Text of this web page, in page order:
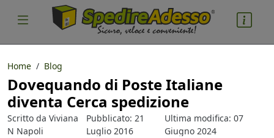
Home Blog
Dovequando di Poste Italiane
diventa Cerca spedizione
Scritto da Viviana
N Napoli
Pubblicato: 21
Luglio 2016
Ultima modifica: 07
Giugno 2024